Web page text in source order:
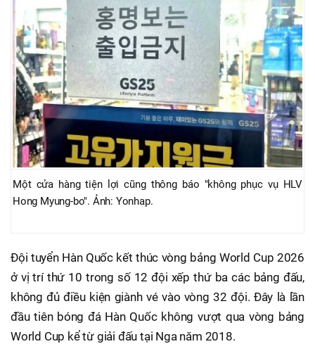
Một cửa hàng tiện lợi cũng thông báo "không phục vụ HLV
Hong Myung-bo". Ảnh: Yonhap.
Đội tuyển Hàn Quốc kết thúc vòng bảng World Cup 2026
ở vị trí thứ 10 trong số 12 đội xếp thứ ba các bảng đấu,
không đủ điều kiện giành vé vào vòng 32 đội. Đây là lần
đầu tiên bóng đá Hàn Quốc không vượt qua vòng bảng
World Cup kể từ giải đấu tại Nga năm 2018.